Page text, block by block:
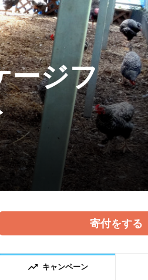
ージフ
寄付をする
trending_up キャンペーン